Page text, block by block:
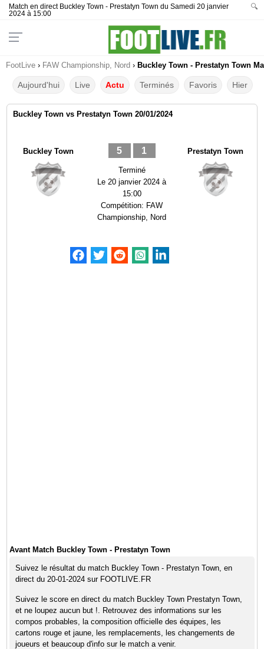
Match en direct Buckley Town - Prestatyn Town du Samedi 20 janvier
2024 à 15:00
🔍
FootLive › FAW Championship, Nord › Buckley Town - Prestatyn Town
Aujourd'hui Live Actu Terminés Favoris Hier
Buckley Town vs Prestatyn Town 20/01/2024
Buckley Town 5 1
Terminé
Le20 janvier 2024 à
15:00
Compétition: FAW
Championship, Nord
Prestatyn Town
Avant Match Buckley Town - Prestatyn Town
Suivez le résultat du match Buckley Town - Prestatyn Town, en
direct du 20-01-2024 sur FOOTLIVE.FR
Suivez le score en direct du match Buckley Town Prestatyn Town,
et ne loupez aucun but !. Retrouvez des informations sur les
compos probables, la composition officielle des équipes, les
cartons rouge et jaune, les remplacements, les changements de
joueurs et beaucoup d'info sur le match a venir.